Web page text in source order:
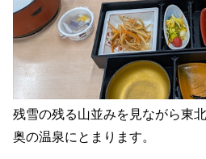
残雪の残る山並みを見ながら東
奥の温泉にとまります。